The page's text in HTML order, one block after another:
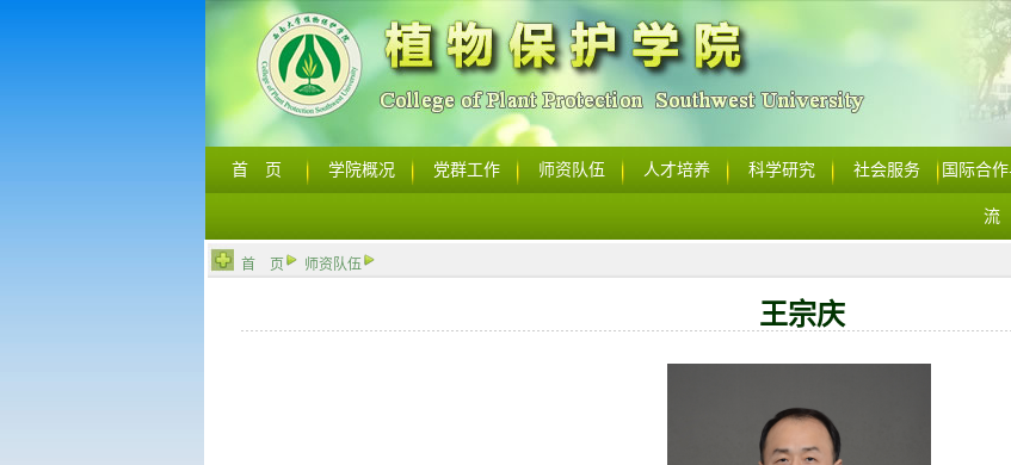
首 页 学院概况 党群工作 师资队伍 人才培养 科学研究 社会服务 国际合
流
首 页 师资队伍
王宗庆